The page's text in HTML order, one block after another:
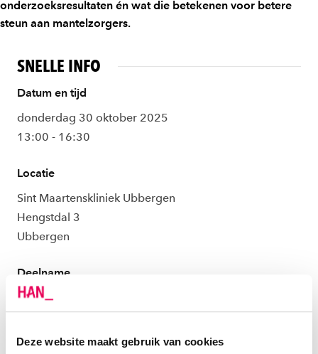
Deze website maakt gebruik van cookies
onderzoeksresultaten én wat die betekenen voor betere
steun aan mantelzorgers.
SNELLE INFO
Datum en tijd
donderdag 30 oktober 2025
13:00 - 16:30
Locatie
Sint Maartenskliniek Ubbergen
Hengstdal 3
Ubbergen
Deelname
Gratis
Deel dit evenement: LinkedInFacebookWhatsApp